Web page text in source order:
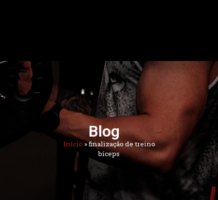
Blog
Início »finalização de treino
bíceps